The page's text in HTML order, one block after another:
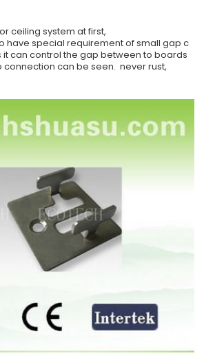
ceiling system at first,
have special requirement of small gap c
it can control the gap between to boards
connection can be seen. never rust,